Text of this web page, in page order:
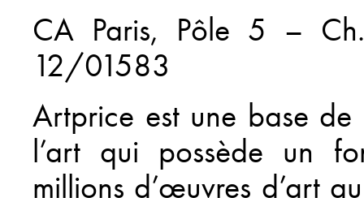
CA Paris, Pôle 5 –
12/01583
Artprice est une base
l’art qui possède un
millions d’œuvres d’art